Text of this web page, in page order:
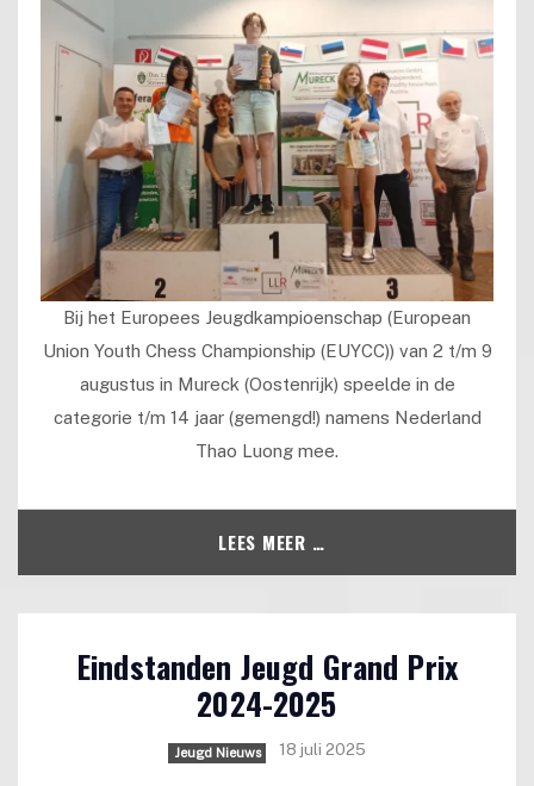
Bij het Europees Jeugdkampioenschap (European
Union Youth Chess Championship (EUYCC)) van 2 t/m 9
augustus in Mureck (Oostenrijk) speelde in de
categorie t/m 14 jaar (gemengd!) namens Nederland
Thao Luong mee.
LEES MEER …
Eindstanden Jeugd Grand Prix
2024-2025
Jeugd Nieuws 18 juli 2025